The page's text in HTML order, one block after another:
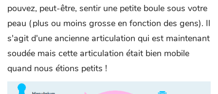
pouvez, peut-être, sentir une petite boule sous votre
peau (plus ou moins grosse en fonction des gens). Il
s'agit d'une ancienne articulation qui est maintenant
soudée mais cette articulation était bien mobile
quand nous étions petits !